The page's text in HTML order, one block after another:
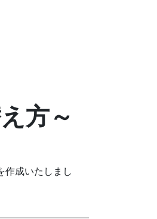
方～
作成いたしまし